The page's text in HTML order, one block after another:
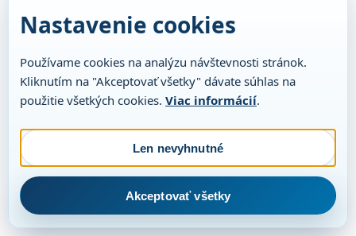
Nastavenie cookies
Používame cookies na analýzu návštevnosti stránok.
Kliknutím na "Akceptovať všetky" dávate súhlas na
použitie všetkých cookies. Viac informácií.
Len nevyhnutné
Akceptovať všetky